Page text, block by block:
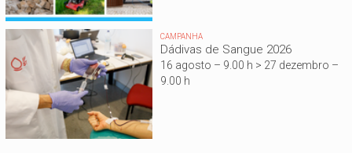
CAMPANHA
Dádivas de Sangue 2026
16 agosto – 9.00 h > 27 dezembro –
9.00 h